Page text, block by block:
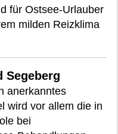
für Ostsee-Urlauber
milden Reizklima
Segeberg
anerkanntes
wird vor allem die in
bei